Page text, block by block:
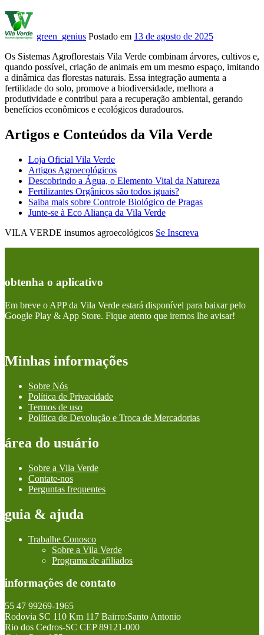
green_genius Postado em 13 de agosto de 2025
Os Sistemas Agroflorestais Vila Verde combinam árvores, cultivos e,
quando possível, criação de animais em um mesmo espaço, imitando
a dinâmica das florestas naturais. Essa integração aumenta a
fertilidade do solo, promove a biodiversidade, melhora a
produtividade e contribui para a recuperação ambiental, gerando
benefícios econômicos e ecológicos duradouros.
Artigos e Conteúdos da Vila Verde
Loja Oficial Vila Verde
Artigos Agroecológicos
Descobrindo a Água, o Elemento Vital da Natureza
Fertilizantes Orgânicos são todos iguais?
Saiba mais sobre Controle Biológico de Pragas
Junte-se à Eco Aliança da Vila Verde
VILA VERDE insumos agroecológicos Se Inscreva
obtenha o aplicativo
Em breve o APP da Vila Verde estará disponível para baixar pelo
Google Play & App Store. Fique atento que iremos lhe avisar!
Minhas informações
Sobre Nós
Política de Privacidade
Termos de uso
Política de Devolução e Troca de Mercadorias
área do usuário
Sobre a Vila Verde
Contate-nos
Perguntas frequentes
guia & ajuda
Trabalhe Conosco
Sobre a Vila Verde
Programa de afiliados
informações de contato
55 47 99269-1965
Rodovia SC 110 Km 117 Bairro:Santo Antonio
Rio dos Cedros-SC CEP 89121-000